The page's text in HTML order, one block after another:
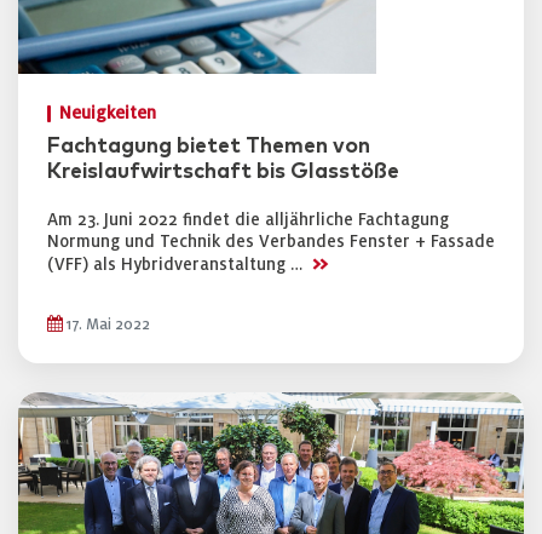
Neuigkeiten
Fachtagung bietet Themen von
Kreislaufwirtschaft bis Glasstöße
Am 23. Juni 2022 findet die alljährliche Fachtagung
Normung und Technik des Verbandes Fenster + Fassade
(VFF) als Hybridveranstaltung … >>
17. Mai 2022